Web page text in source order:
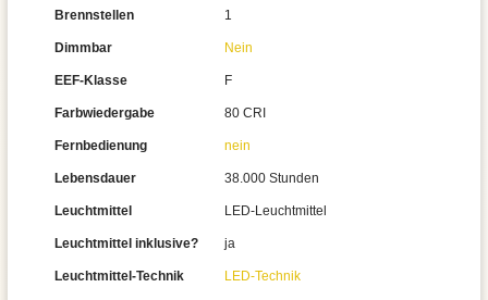
Brennstellen 1
Dimmbar Nein
EEF-Klasse F
Farbwiedergabe 80 CRI
Fernbedienung nein
Lebensdauer 38.000 Stunden
Leuchtmittel LED-Leuchtmittel
Leuchtmittel inklusive? ja
Leuchtmittel-Technik LED-Technik